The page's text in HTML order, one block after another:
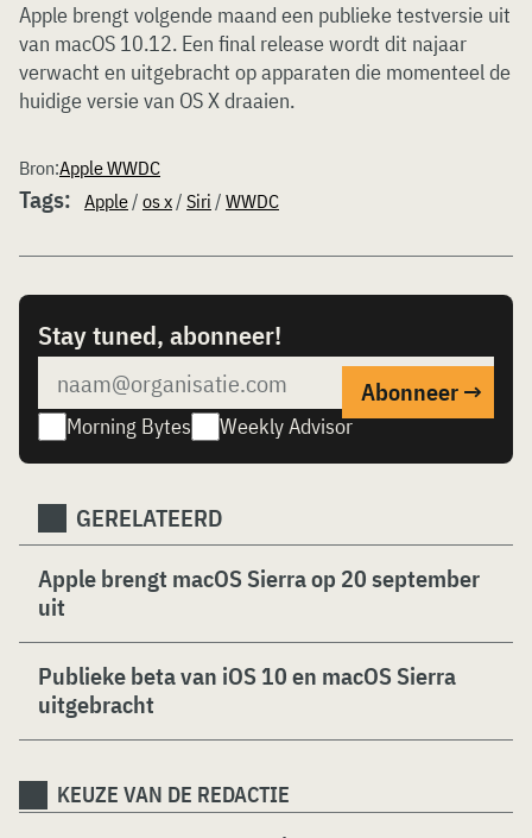
Apple brengt volgende maand een publieke testversie uit
van macOS 10.12. Een final release wordt dit najaar
verwacht en uitgebracht op apparaten die momenteel de
huidige versie van OS X draaien.
Bron:Apple WWDC
Tags: Apple/ os x/ Siri / WWDC
Stay tuned, abonneer!
Morning Bytes Weekly Advisor
GERELATEERD
Apple brengt macOS Sierra op 20 september
uit
Publieke beta van iOS 10 en macOS Sierra
uitgebracht
KEUZE VAN DE REDACTIE